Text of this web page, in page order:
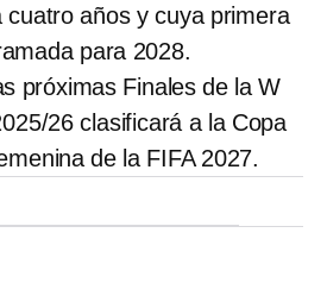
cuatro años y cuya primera
para 2028.
próximas Finales de la W
26 clasificará a la Copa
de la FIFA 2027.